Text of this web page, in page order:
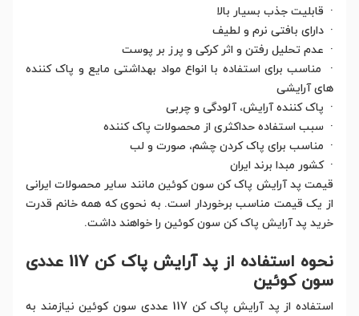
· قابلیت جذب بسیار بالا
· دارای بافتی نرم و لطیف
· عدم تحلیل رفتن و اثر کرکی و پرز بر پوست
· مناسب برای استفاده با انواع مواد بهداشتی مایع و پاک کننده
های آرایشی
· پاک کننده آرایش، آلودگی و چربی
· سبب استفاده حداکثری از محصولات پاک کننده
· مناسب برای پاک کردن چشم، صورت و لب
· کشور مبدا برند ایران
قیمت پد آرایش پاک کن سون کوئین مانند سایر محصولات ایرانی
از یک قیمت مناسب برخوردار است. به نحوی که همه خانم قدرت
خرید پد آرایش پاک کن سون کوئین را خواهند داشت.
نحوه استفاده از پد آرایش پاک کن 117 عددی
سون کوئین
استفاده از پد آرایش پاک کن 117 عددی سون کوئین نیازمند به